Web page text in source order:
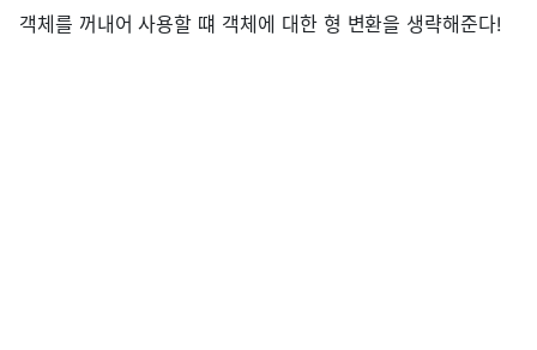
객체를 꺼내어 사용할 떄 객체에 대한 형 변환을 생략해준다!